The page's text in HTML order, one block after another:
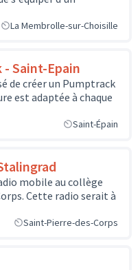
La Membrolle-sur-Choisille
Saint-Epain
de créer un Pumptrack
est adaptée à chaque
Saint-Épain
mobile au collège
Cette radio serait à
Saint-Pierre-des-Corps